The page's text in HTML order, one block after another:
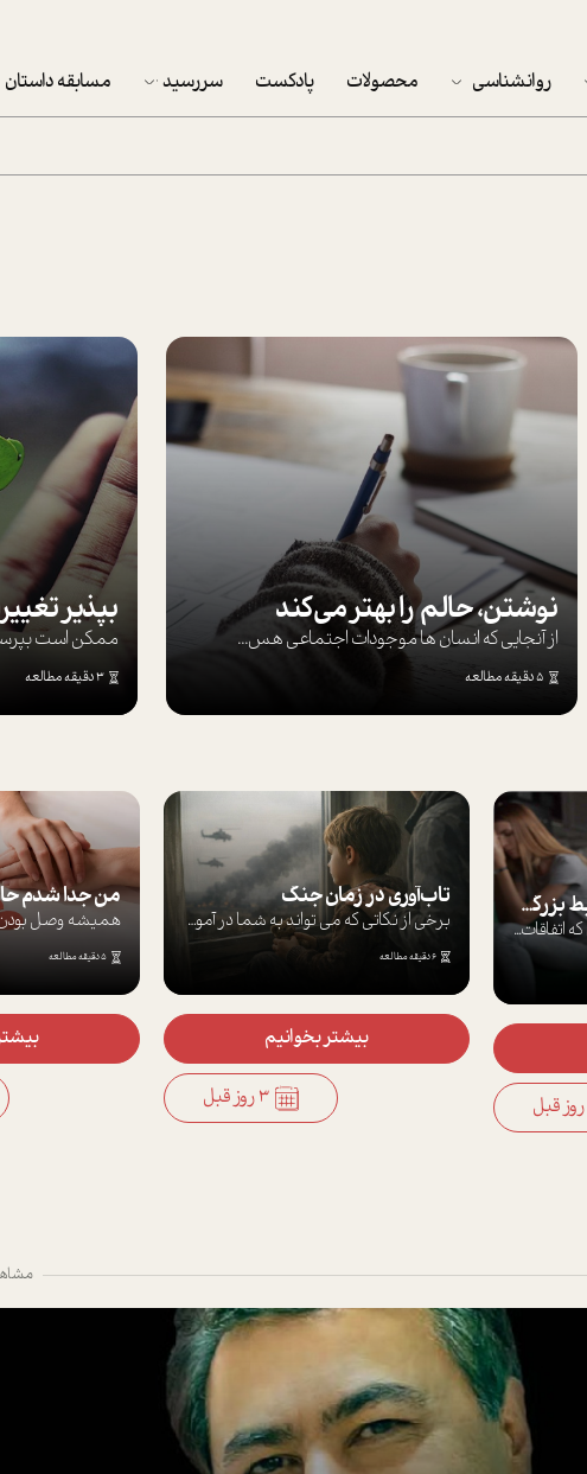
روانشناسی محصولات پادکست سررسید
تقویم دیواری
مسابقه داستان
نوشتن، حالم را بهتر می‌کند
از آنجایی که انسان ها موجودات اجتماعی هس...
5 دقیقه مطالعه
ممکن است
3 دقیقه مطالعه
تاب‌آوری در زمان جنگ
برخی از نکاتی که می تواند به شما در آموز...
بیشتر بخوانیم بیشتر بخوانیم